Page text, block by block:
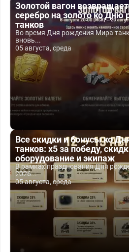
Золотой вагон
серебро на золото ко
танков
Во время Дня рождения Мира
вновь...
05 августа, среда
Все скидки и бонусы ко
танков: x5 за победу,
оборудование и экипаж
В рамках празднования Дня
2026...
05 августа, среда